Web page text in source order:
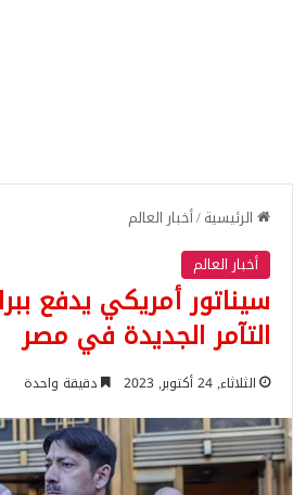
الرئيسية/أخبار العالم
أخبار العالم
سيناتور أمريكي يدفع
التآمر الجديدة في مصر
الثلاثاء, 24 أكتوبر, 2023 دقيقة واحدة